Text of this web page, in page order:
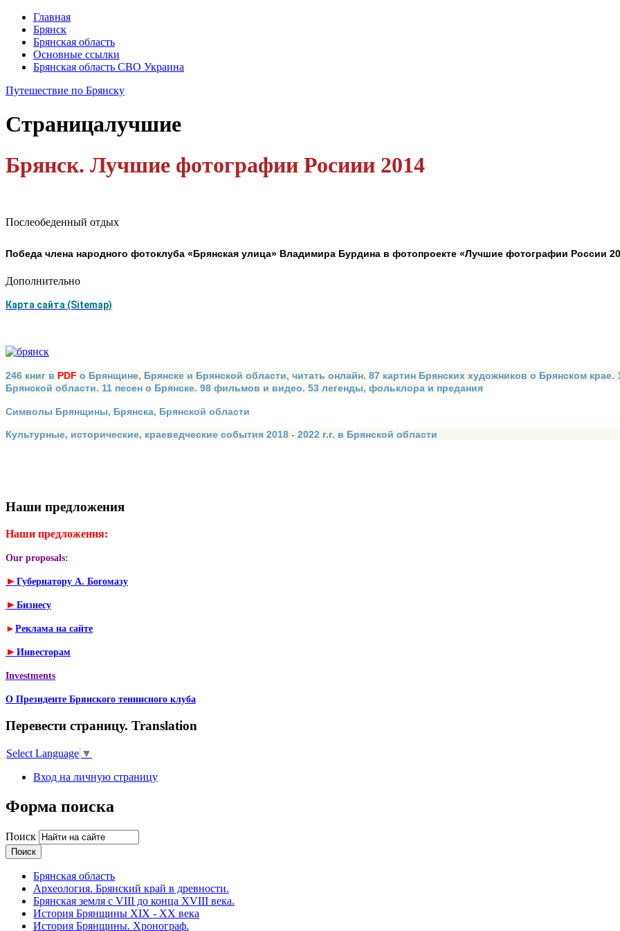
Главная
Брянск
Брянская область
Основные ссылки
Брянская область СВО Украина
Путешествие по Брянску
Страницалучшие
Брянск. Лучшие фотографии Росиии 2014
Послеобеденный отдых
Победа члена народного фотоклуба «Брянская улица» Владимира Бурдина в фотопроекте «Лучшие фотографии России
Дополнительно
Карта сайта (Sitemap)
246 книг в PDF о Брянщине, Брянске и Брянской области, читать онлайн. 87 картин Брянских художников о Брянском
Брянской области. 11 песен о Брянске. 98 фильмов и видео. 53 легенды, фольклора и предания
Символы Брянщины, Брянска, Брянской области
Культурные, исторические, краеведческие события 2018 - 2022 г.г. в Брянской области
Наши предложения
Наши предложения:
Our proposals:
► Губернатору А. Богомазу
► Бизнесу
► Реклама на сайте
► Инвесторам
Investments
О Президенте Брянского теннисного клуба
Перевести страницу. Translation
Select Language ▼
Вход на личную страницу
Форма поиска
Поиск
Брянская область
Археология. Брянский край в древности.
Брянская земля с VIII до конца XVIII века.
История Брянщины XIX - XX века
История Брянщины. Хронограф.